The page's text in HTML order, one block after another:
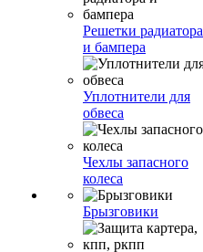
Решетки радиатора
и бампера
Уплотнители для
обвеса
Чехлы запасного
колеса
Брызговики